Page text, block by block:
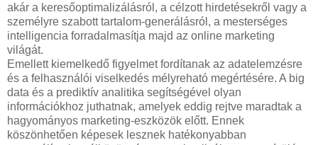
akár a keresőoptimalizálásról, a célzott hirdetésekről vagy a
személyre szabott tartalom-generálásról, a mesterséges
intelligencia forradalmasítja majd az online marketing
világát.
Emellett kiemelkedő figyelmet fordítanak az adatelemzésre
és a felhasználói viselkedés mélyreható megértésére. A big
data és a prediktív analitika segítségével olyan
információkhoz juthatnak, amelyek eddig rejtve maradtak a
hagyományos marketing-eszközök előtt. Ennek
köszönhetően képesek lesznek hatékonyabban